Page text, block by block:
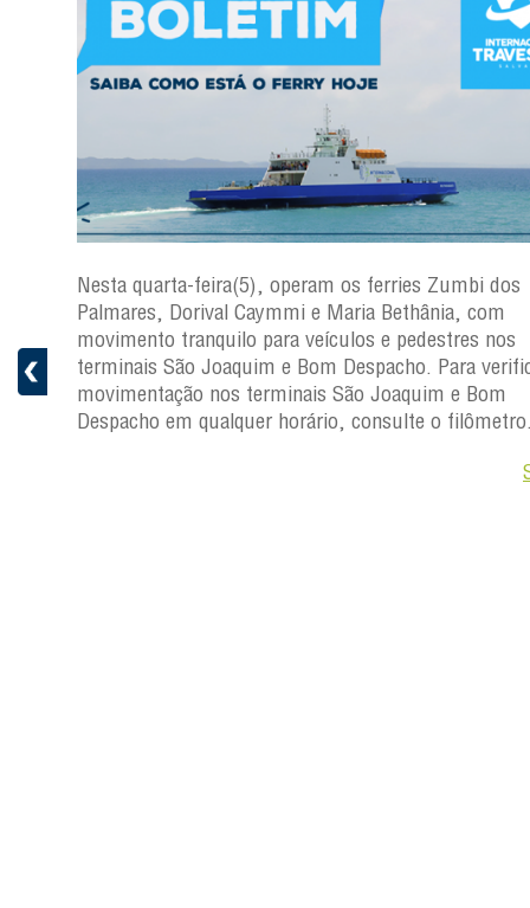
a
Nesta quarta-feira(5), operam os ferries Zumbi dos
Palmares, Dorival Caymmi e Maria Bethânia, com
movimento tranquilo para veículos e pedestres nos
terminais São Joaquim e Bom Despacho. Para
movimentação nos terminais São Joaquim e Bom
Despacho em qualquer horário, consulte o